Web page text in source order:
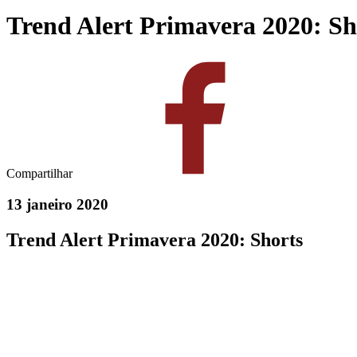
Trend Alert Primavera 2020:
Compartilhar
13 janeiro 2020
Trend Alert Primavera 2020: Shorts